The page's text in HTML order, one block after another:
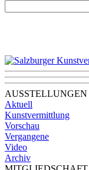
AUSSTELLUNGEN
Aktuell
Kunstvermittlung
Vorschau
Vergangene
Video
Archiv